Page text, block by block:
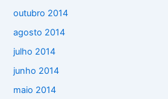
outubro 2014
agosto 2014
julho 2014
junho 2014
maio 2014